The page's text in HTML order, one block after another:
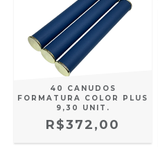
40 CANUDOS
FORMATURA COLOR PLUS
9,30 UNIT.
R$372,00